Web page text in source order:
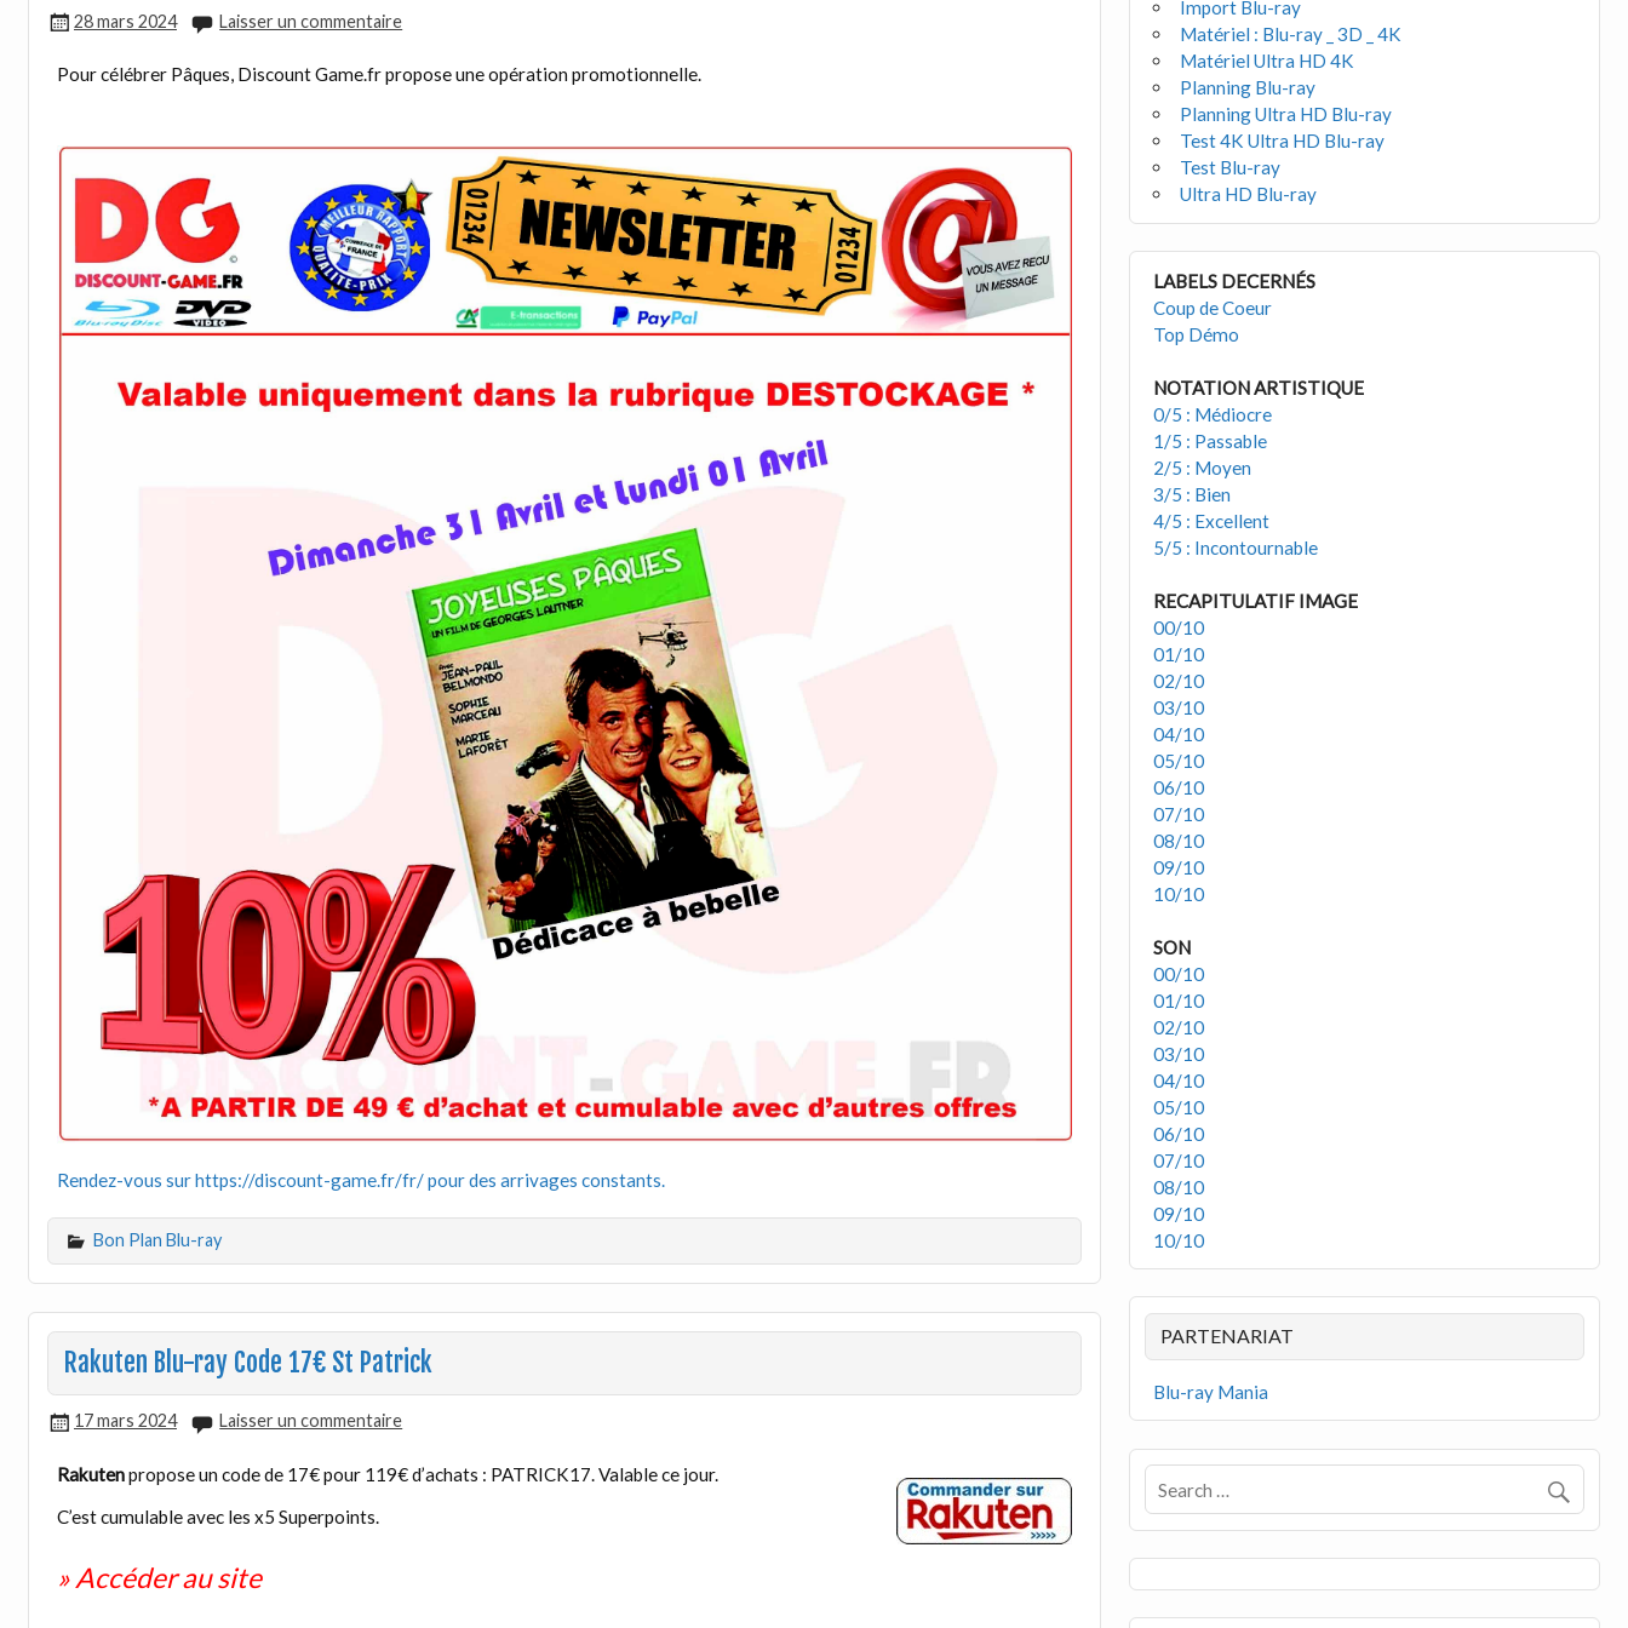
28 mars 2024 Laisser un commentaire
Pour célébrer Pâques, Discount Game.fr propose une opération promotionnelle.
Rendez-vous sur https://discount-game.fr/fr/ pour des arrivages constants.
Bon Plan Blu-ray
Rakuten Blu-ray Code 17€ St Patrick
17 mars 2024 Laisser un commentaire
Rakutenpropose un code de 17€ pour 119€ d’achats : PATRICK17. Valable ce jour.
C’est cumulable avec les x5 Superpoints.
» Accéder au site
Import Blu-ray
Matériel : Blu-ray _ 3D _ 4K
Matériel Ultra HD 4K
Planning Blu-ray
Planning Ultra HD Blu-ray
Test 4K Ultra HD Blu-ray
Test Blu-ray
Ultra HD Blu-ray
LABELS DECERNÉS
Coup de Coeur
Top Démo
NOTATION ARTISTIQUE
0/5 : Médiocre
1/5 : Passable
2/5 : Moyen
3/5 : Bien
4/5 : Excellent
5/5 : Incontournable
RECAPITULATIF IMAGE
00/10
01/10
02/10
03/10
04/10
05/10
06/10
07/10
08/10
09/10
10/10
SON
00/10
01/10
02/10
03/10
04/10
05/10
06/10
07/10
08/10
09/10
10/10
PARTENARIAT
Blu-ray Mania